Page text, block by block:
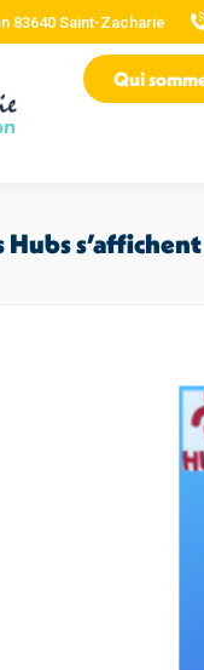
83640 Saint-Zacharie
Qui
Hubs s’affichent